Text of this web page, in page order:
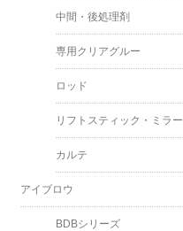
中間・後処理剤
専用クリアグルー
ロッド
リフトスティック・ミラー
カルテ
アイブロウ
BDBシリーズ